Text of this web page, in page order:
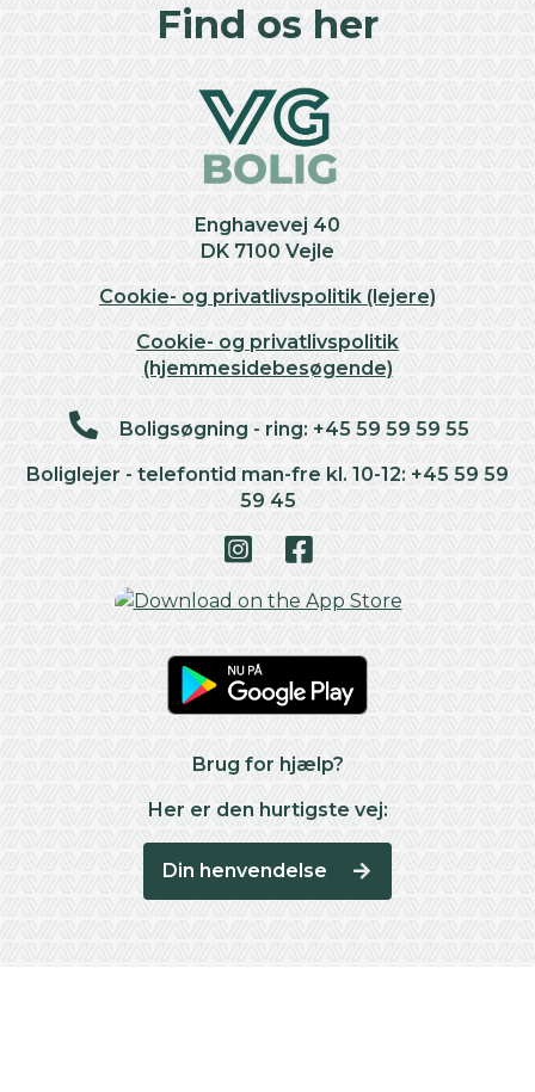
Find os her
Enghavevej 40
DK 7100 Vejle
Cookie- og privatlivspolitik (lejere)
Cookie- og privatlivspolitik
(hjemmesidebesøgende)
Boligsøgning - ring: +45 59 59 59 55
Boliglejer - telefontid man-fre kl. 10-12: +45 59 59
59 45
Brug for hjælp?
Her er den hurtigste vej:
Din henvendelse